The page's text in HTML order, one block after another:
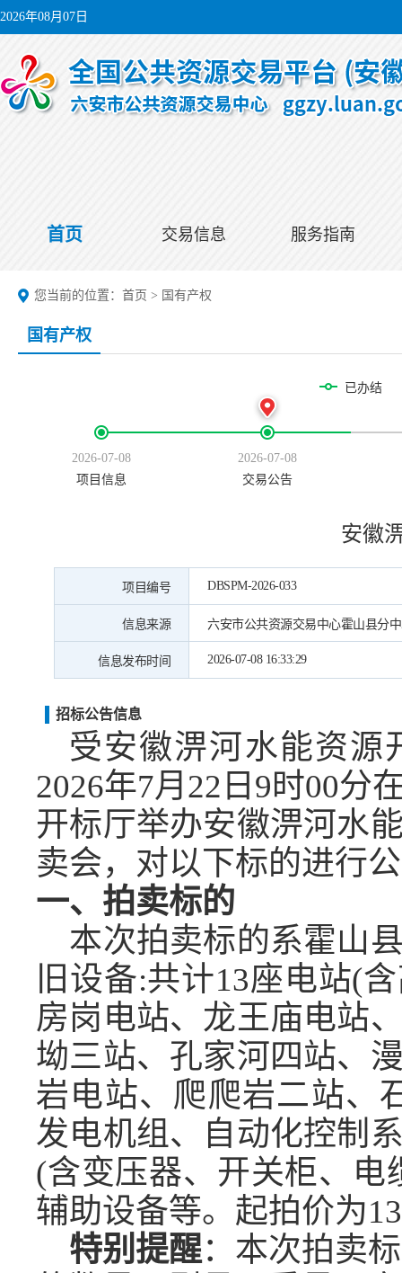
2026年08月07日
首页 交易信息 服务指南
您当前的位置： 首页 > 国有产权
国有产权
已办结
2026-07-08
项目信息
2026-07-08
交易公告
安徽
项目编号 DBSPM-2026-033
信息来源 六安市公共资源交易中心霍山县分
信息发布时间 2026-07-08 16:33:29
招标公告信息
受安徽淠河水能资源
2026年7月 22 日 9时00分
开标厅举办安徽淠河水
卖会，对以下标的进行
一、拍卖标的
本次拍卖标的系霍山
旧设备:共计13座电站(
房岗电站、龙王庙电站
坳三站、孔家河四站、
岩电站、爬爬岩二站、
发电机组、自动化控制
(含变压器、开关柜、电
辅助设备等。 起拍价为
特别提醒：本次拍卖